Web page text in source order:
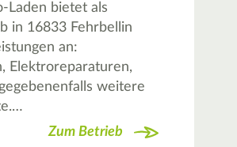
Laden bietet als
in 16833 Fehrbellin
an:
Elektroreparaturen,
weitere
Zum Betrieb